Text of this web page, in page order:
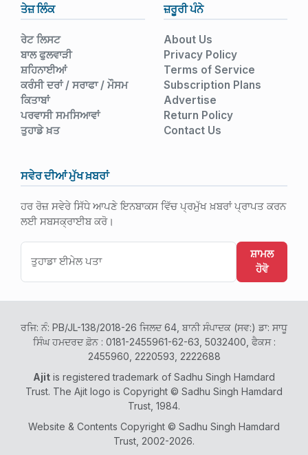
ਤੇਜ਼ ਲਿੰਕ
ਰੇਟ ਲਿਸਟ
ਬਾਲ ਫੁਲਵਾੜੀ
ਸ਼ਹਿਨਾਈਆਂ
ਕਰੰਸੀ ਦਰਾਂ / ਸਰਾਫਾ / ਮੌਸਮ
ਕਿਤਾਬਾਂ
ਪਰਵਾਸੀ ਸਮਸਿਆਵਾਂ
ਤੁਹਾਡੇ ਖ਼ਤ
ਜ਼ਰੂਰੀ ਪੰਨੇ
About Us
Privacy Policy
Terms of Service
Subscription Plans
Advertise
Return Policy
Contact Us
ਸਵੇਰ ਦੀਆਂ ਮੁੱਖ ਖ਼ਬਰਾਂ
ਹਰ ਰੋਜ਼ ਸਵੇਰੇ ਸਿੱਧੇ ਆਪਣੇ ਇਨਬਾਕਸ ਵਿੱਚ ਪ੍ਰਮੁੱਖ ਖ਼ਬਰਾਂ ਪ੍ਰਾਪਤ ਕਰਨ
ਲਈ ਸਬਸਕ੍ਰਾਈਬ ਕਰੋ।
ਸ਼ਾਮਲ
ਹੋਵੋ
ਰਜਿ: ਨੰ: PB/JL-138/2018-26 ਜਿਲਦ 64, ਬਾਨੀ ਸੰਪਾਦਕ (ਸਵ:) ਡਾ: ਸਾਧੂ
ਸਿੰਘ ਹਮਦਰਦ ਫ਼ੋਨ : 0181-2455961-62-63, 5032400, ਫੈਕਸ :
2455960, 2220593, 2222688
Ajit is registered trademark of Sadhu Singh Hamdard
Trust. The Ajit logo is Copyright © Sadhu Singh Hamdard
Trust, 1984.
Website & Contents Copyright © Sadhu Singh Hamdard
Trust, 2002-2026.